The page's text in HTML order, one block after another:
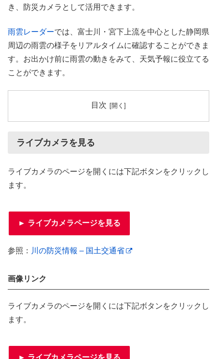
き、防災カメラとして活用できます。
雨雲レーダーでは、富士川・宮下上流を中心とした静岡県
周辺の雨雲の様子をリアルタイムに確認することができま
す。お出かけ前に雨雲の動きをみて、天気予報に役立てる
ことができます。
目次
ライブカメラを見る
ライブカメラのページを開くには下記ボタンをクリックし
ます。
► ライブカメラページを見る
参照： 川の防災情報 – 国土交通省
画像リンク
ライブカメラのページを開くには下記ボタンをクリックし
ます。